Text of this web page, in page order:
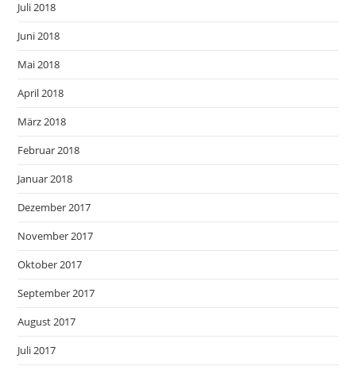
Juli 2018
Juni 2018
Mai 2018
April 2018
März 2018
Februar 2018
Januar 2018
Dezember 2017
November 2017
Oktober 2017
September 2017
August 2017
Juli 2017